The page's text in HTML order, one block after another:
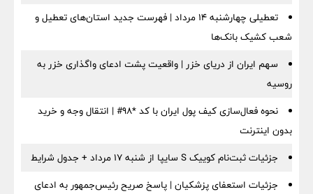
تعطیلی چهارشنبه ۱۴ مرداد | فهرست جدید استان‌های تعطیل و
شعب کشیک بانک‌ها
سهم ایران از دریای خزر | واقعیت پشت ادعای واگذاری خزر به
روسیه
نحوه فعال‌سازی کیف پول ایران با کد *98# | انتقال وجه و خرید
بدون اینترنت
جزئیات ثبت‌نام کوییک S سایپا از شنبه ۱۷ مرداد + جدول شرایط
جزئیات استعفای پزشکیان | پاسخ صریح رئیس‌جمهور به ادعای